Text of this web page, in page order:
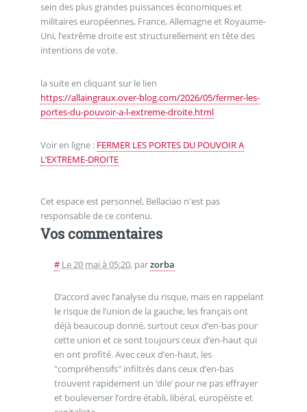
sein des plus grandes puissances économiques et
militaires européennes, France, Allemagne et Royaume-
Uni, l’extrême droite est structurellement en tête des
intentions de vote.
la suite en cliquant sur le lien
https://allaingraux.over-blog.com/2026/05/fermer-les-
portes-du-pouvoir-a-l-extreme-droite.html
Voir en ligne : FERMER LES PORTES DU POUVOIR A
L’EXTREME-DROITE
Cet espace est personnel, Bellaciao n'est pas
responsable de ce contenu.
Vos commentaires
# Le 20 mai à 05:20, parzorba
D’accord avec l’analyse du risque, mais en rappelant
le risque de l’union de la gauche, les français ont
déjà beaucoup donné, surtout ceux d’en-bas pour
cette union et ce sont toujours ceux d’en-haut qui
en ont profité. Avec ceux d’en-haut, les
"compréhensifs" infiltrés dans ceux d’en-bas
trouvent rapidement un ’dile’ pour ne pas effrayer
et bouleverser l’ordre établi, libéral, européiste et